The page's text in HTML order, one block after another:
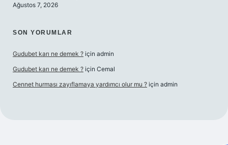
Ağustos 7, 2026
SON YORUMLAR
Gudubet karı ne demek ? için admin
Gudubet karı ne demek ? için Cemal
Cennet hurması zayıflamaya yardımcı olur mu ? için admin